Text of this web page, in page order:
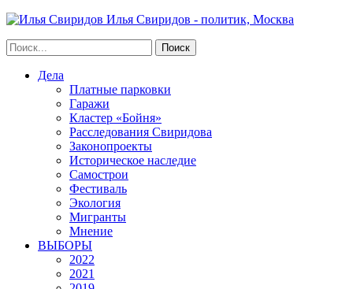
Илья Свиридов - политик, Москва
Дела
Платные парковки
Гаражи
Кластер «Бойня»
Расследования Свиридова
Законопроекты
Историческое наследие
Самострои
Фестиваль
Экология
Мигранты
Мнение
ВЫБОРЫ
2022
2021